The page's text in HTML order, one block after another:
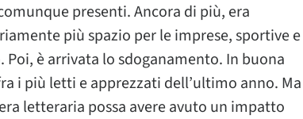
presenti. Ancora di più, era
più spazio per le imprese, sportive e
è arrivata lo sdoganamento. In buona
i più letti e apprezzati dell’ultimo anno. Ma
letteraria possa avere avuto un impatto